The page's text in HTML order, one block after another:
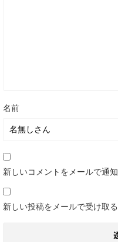
名前
新しいコメントをメールで通知
新しい投稿をメールで受け取る